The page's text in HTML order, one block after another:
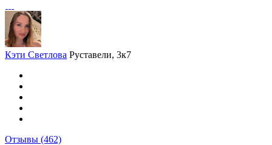
Кэти Светлова Руставели, 3к7
Отзывы (462)